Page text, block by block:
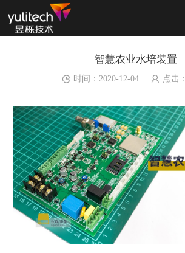
智慧农业水培装置
时间：2020-12-04 点击：